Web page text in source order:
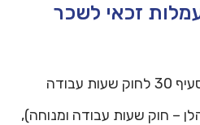
זכאי לשכר
לענין זה יצוין גם, כי אמנם סעיף 30 לחוק שעות עבודה
התשי"א-1951 (להלן – חוק שעות עבודה ומנוחה),